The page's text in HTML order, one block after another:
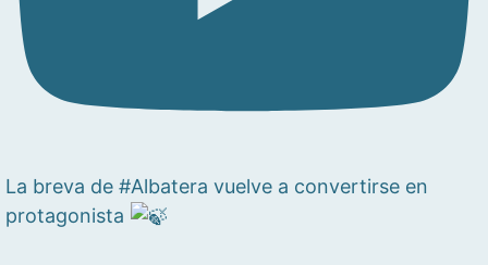
La breva de #Albatera vuelve a convertirse en
protagonista